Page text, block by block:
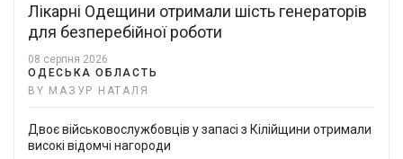
Лікарні Одещини отримали шість генераторів
для безперебійної роботи
08 серпня 2026
ОДЕСЬКА ОБЛАСТЬ
BY МАЗУР НАТАЛЯ
Двоє військовослужбовців у запасі з Кілійщини отримали
високі відомчі нагороди